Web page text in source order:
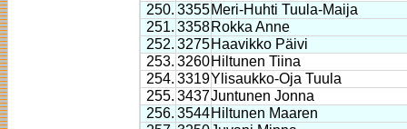
250. 3355Meri-Huhti Tuula-Maija
251. 3358Rokka Anne
252. 3275Haavikko Päivi
253. 3260Hiltunen Tiina
254. 3319Ylisaukko-Oja Tuula
255. 3437Juntunen Jonna
256. 3544Hiltunen Maaren